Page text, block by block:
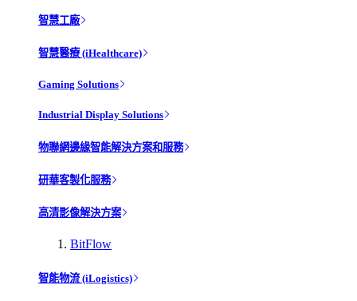
智慧工廠
智慧醫療 (iHealthcare)
Gaming Solutions
Industrial Display Solutions
物聯網邊緣智能解決方案和服務
研華客製化服務
高清影像解決方案
BitFlow
智能物流 (iLogistics)